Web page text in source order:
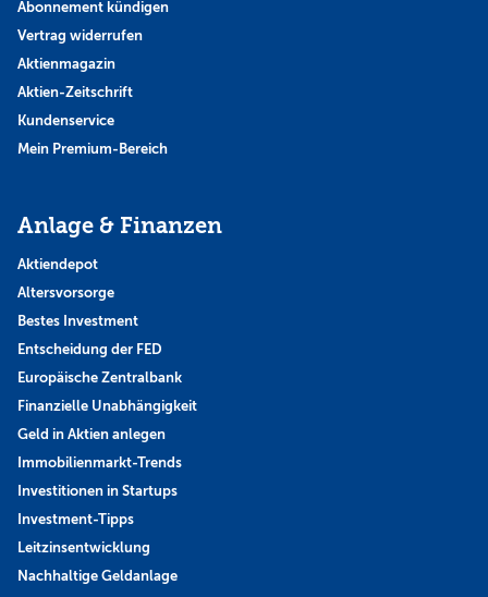
Abonnement kündigen
Vertrag widerrufen
Aktienmagazin
Aktien-Zeitschrift
Kundenservice
Mein Premium-Bereich
Anlage & Finanzen
Aktiendepot
Altersvorsorge
Bestes Investment
Entscheidung der FED
Europäische Zentralbank
Finanzielle Unabhängigkeit
Geld in Aktien anlegen
Immobilienmarkt-Trends
Investitionen in Startups
Investment-Tipps
Leitzinsentwicklung
Nachhaltige Geldanlage